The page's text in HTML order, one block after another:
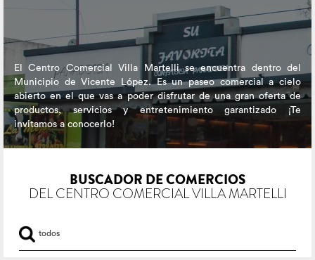
El Centro Comercial Villa Martelli se encuentra dentro del
Municipio de Vicente López. Es un paseo comercial a cielo
abierto en el que vas a poder disfrutar de una gran oferta de
productos, servicios y entretenimiento garantizado ¡Te
invitamos a conocerlo!
BUSCADOR DE COMERCIOS
DEL CENTRO COMERCIAL VILLA MARTELLI